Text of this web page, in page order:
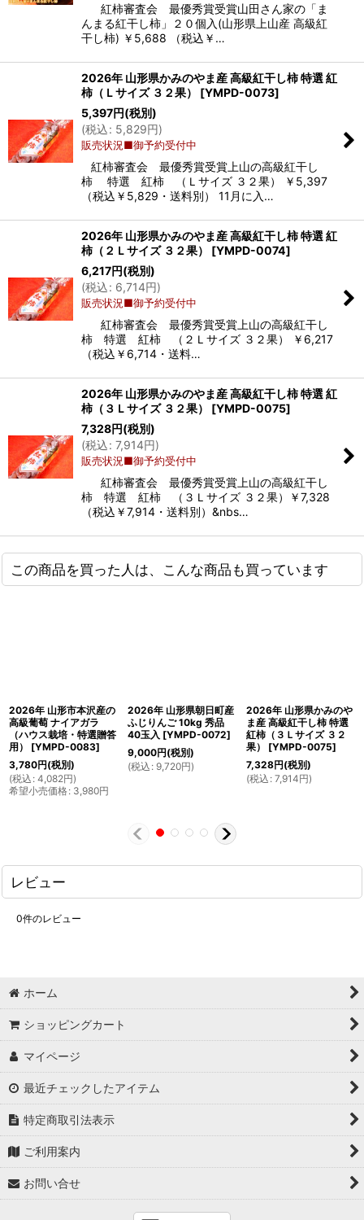
紅柿審査会 最優秀賞受賞山田さん家の「ま
んまる紅干し柿」２０個入(山形県上山産 高級紅
干し柿) ￥5,688 （税込￥…
2026年 山形県かみのやま産 高級紅干し柿 特選 紅
柿（Ｌサイズ ３２果）
[YMPD-0073]
5,397円(税別)
(税込: 5,829円)
販売状況■御予約受付中
紅柿審査会 最優秀賞受賞上山の高級紅干し
柿 特選 紅柿 （Ｌサイズ ３２果） ￥5,397
（税込￥5,829・送料別） 11月に入…
2026年 山形県かみのやま産 高級紅干し柿 特選 紅
柿（２Ｌサイズ ３２果）
[YMPD-0074]
6,217円(税別)
(税込: 6,714円)
販売状況■御予約受付中
紅柿審査会 最優秀賞受賞上山の高級紅干し
柿 特選 紅柿 （２Ｌサイズ ３２果） ￥6,217
（税込￥6,714・送料…
2026年 山形県かみのやま産 高級紅干し柿 特選 紅
柿（３Ｌサイズ ３２果）
[YMPD-0075]
7,328円(税別)
(税込: 7,914円)
販売状況■御予約受付中
紅柿審査会 最優秀賞受賞上山の高級紅干し
柿 特選 紅柿 （３Ｌサイズ ３２果）￥7,328
（税込￥7,914・送料別）&nbs…
この商品を買った人は、こんな商品も買っています
2026年 山形市本沢産の
高級葡萄 ナイアガラ
（ハウス栽培・特選贈答
用）
[YMPD-0083]
3,780円(税別)
(税込 : 4,082円)
希望小売価格: 3,980円
2026年 山形県朝日町産
ふじりんご 10kg 秀品
40玉入 [YMPD-0072]
9,000円(税別)
(税込 : 9,720円)
2026年 山形県かみのや
ま産 高級紅干し柿 特選
紅柿（３Ｌサイズ ３２
果）
[YMPD-0075]
7,328円(税別)
(税込 : 7,914円)
レビュー
0件のレビュー
ホーム
ショッピングカート
マイページ
最近チェックしたアイテム
特定商取引法表示
ご利用案内
お問い合せ